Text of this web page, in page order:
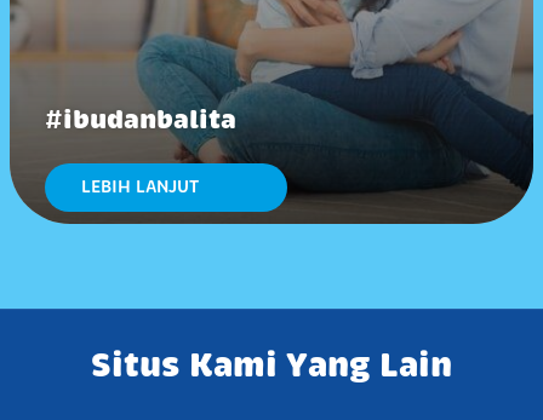
#ibudanbalita
LEBIH LANJUT
Situs Kami Yang Lain